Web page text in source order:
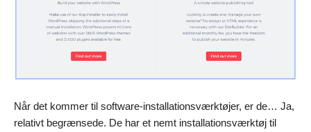
Når det kommer til software-installationsværktøjer, er de… Ja,
relativt begrænsede. De har et nemt installationsværktøj til